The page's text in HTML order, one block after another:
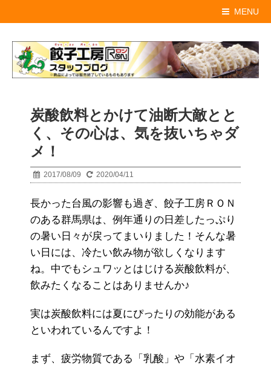
MENU
炭酸飲料とかけて油断大敵とと
く、その心は、気を抜いちゃダ
メ！
2017/08/09 2020/04/11
長かった台風の影響も過ぎ、餃子工房ＲＯＮ
のある群馬県は、例年通りの日差したっぷり
の暑い日々が戻ってまいりました！ そんな暑
い日には、冷たい飲み物が欲しくなります
ね。中でもシュワッとはじける炭酸飲料が、
飲みたくなることはありませんか♪
実は炭酸飲料には夏にぴったりの効能がある
といわれているんですよ！
まず、疲労物質である「乳酸」や「水素イオ